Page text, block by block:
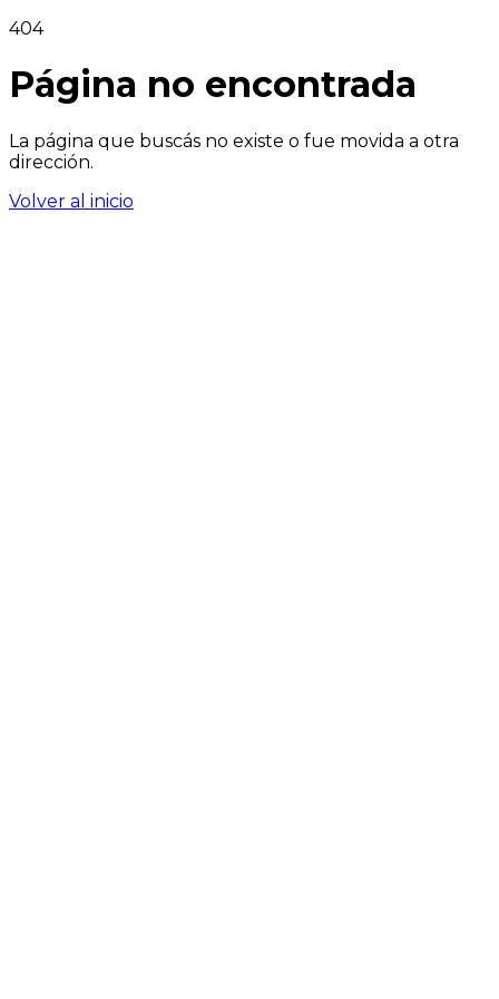
404
Página no encontrada
La página que buscás no existe o fue movida a otra
dirección.
Volver al inicio